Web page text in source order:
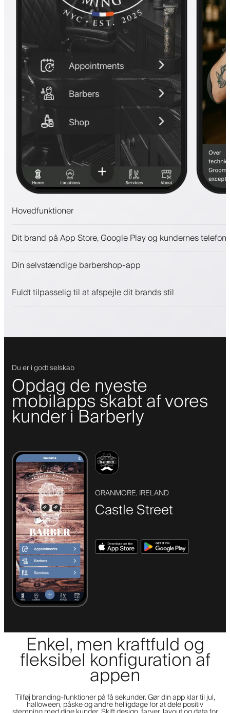
Hovedfunktioner
Betalinger, sikkerhedsdepositum
Engager kunder med et loyalitetsprogram
Dit brand på App Store, Google Play og kundernes
Din selvstændige barbershop-app
Fuldt tilpasselig til at afspejle dit brands stil
Du er i godt selskab
Opdag de nyeste
mobilapps skabt af vores
kunder i Barberly
ORANMORE, IRELAND
Castle Street
Enkel, men kraftfuld og
fleksibel konfiguration af
appen
Tilføj branding-funktioner på få sekunder. Gør din app klar til jul,
halloween, påske og andre helligdage for at dele positiv